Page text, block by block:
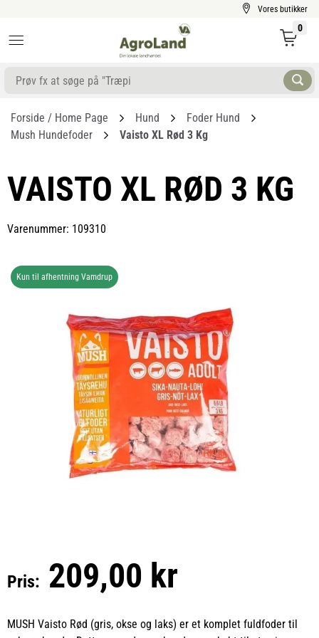
Vores butikker
0
Forside / Home Page Hund
Foder Hund
Mush Hundefoder
Vaisto XL Rød 3 Kg
VAISTO XL RØD 3 KG
Varenummer: 109310
Kun til afhentning Vamdrup
Pris: 209,00 kr
MUSH Vaisto Rød (gris, okse og laks) er et komplet fuldfoder til